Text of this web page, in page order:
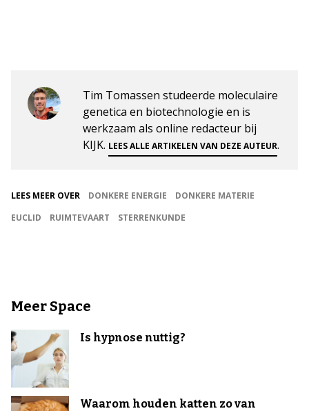
Tim Tomassen studeerde moleculaire
genetica en biotechnologie en is
werkzaam als online redacteur bij
KIJK. LEES ALLE ARTIKELEN VAN DEZE AUTEUR.
LEES MEER OVER DONKERE ENERGIE
DONKERE MATERIE
EUCLID
RUIMTEVAART STERRENKUNDE
Meer Space
Is hypnose nuttig?
Waarom houden katten zo van